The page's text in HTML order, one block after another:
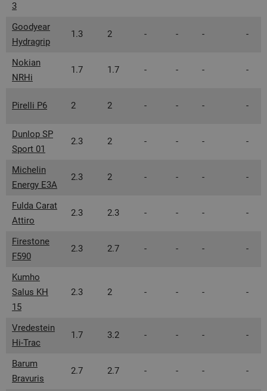
3
Goodyear
Hydragrip
1.3 2 - - - -
Nokian
NRHi
1.7 1.7 - - - -
Pirelli P6 2 2 - - - -
Dunlop SP
Sport 01
2.3 2 - - - -
Michelin
Energy E3A
2.3 2 - - - -
Fulda Carat
Attiro
2.3 2.3 - - - -
Firestone
F590
2.3 2.7 - - - -
Kumho
Salus KH
15
2.3 2 - - - -
Vredestein
Hi-Trac
1.7 3.2 - - - -
Barum
Bravuris
2.7 2.7 - - - -